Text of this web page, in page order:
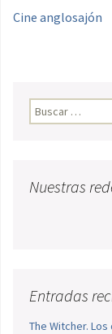
Cine anglosajón
Buscar:
Nuestras
Entradas
The Witcher.